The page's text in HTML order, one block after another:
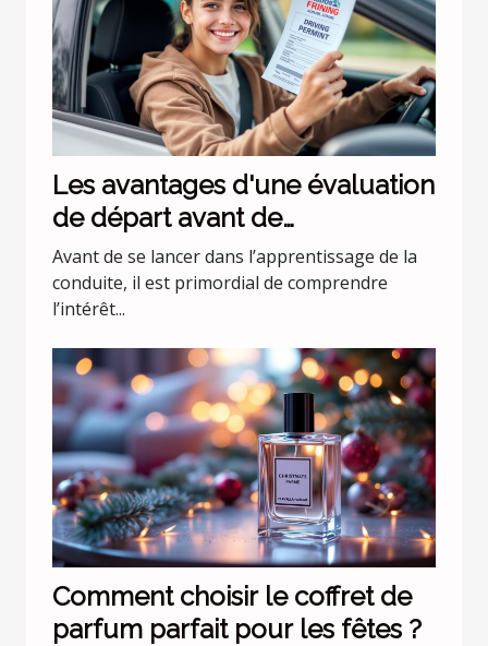
Les avantages d'une évaluation
de départ avant de
commencer les leçons de
conduite
Avant de se lancer dans l’apprentissage de la
conduite, il est primordial de comprendre
l’intérêt...
Comment choisir le coffret de
parfum parfait pour les fêtes ?